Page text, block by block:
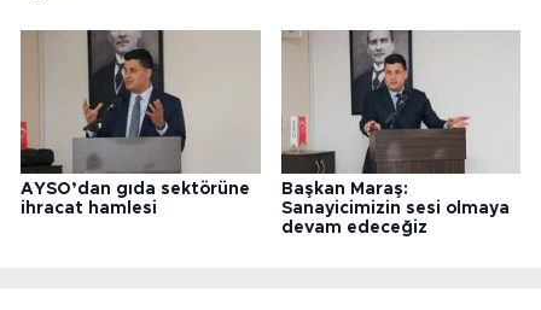
AYSO’dan gıda sektörüne
ihracat hamlesi
Başkan Maraş:
Sanayicimizin sesi olmaya
devam edeceğiz